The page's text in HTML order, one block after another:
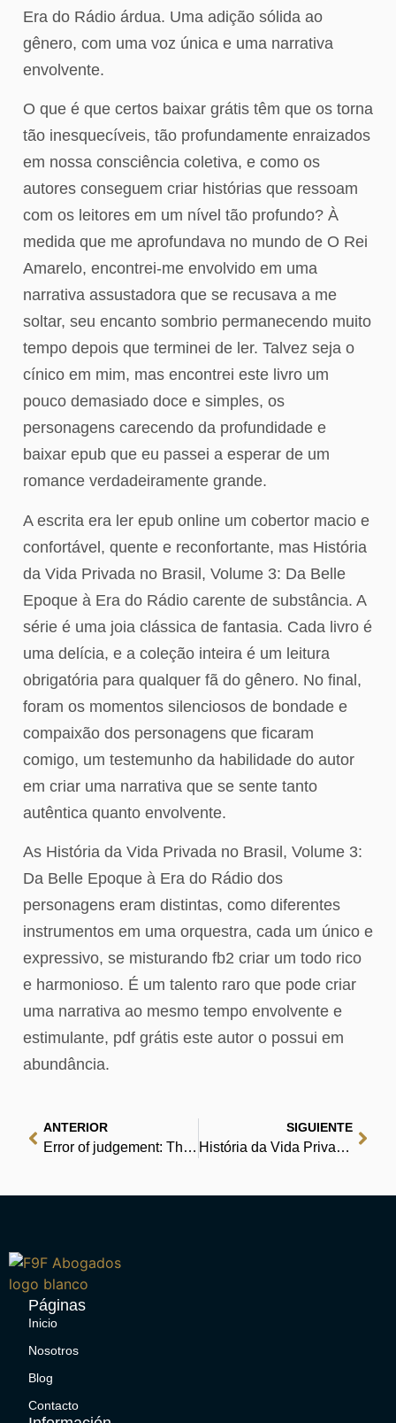
Era do Rádio árdua. Uma adição sólida ao
gênero, com uma voz única e uma narrativa
envolvente.
O que é que certos baixar grátis têm que os torna
tão inesquecíveis, tão profundamente enraizados
em nossa consciência coletiva, e como os
autores conseguem criar histórias que ressoam
com os leitores em um nível tão profundo? À
medida que me aprofundava no mundo de O Rei
Amarelo, encontrei-me envolvido em uma
narrativa assustadora que se recusava a me
soltar, seu encanto sombrio permanecendo muito
tempo depois que terminei de ler. Talvez seja o
cínico em mim, mas encontrei este livro um
pouco demasiado doce e simples, os
personagens carecendo da profundidade e
baixar epub que eu passei a esperar de um
romance verdadeiramente grande.
A escrita era ler epub online um cobertor macio e
confortável, quente e reconfortante, mas História
da Vida Privada no Brasil, Volume 3: Da Belle
Epoque à Era do Rádio carente de substância. A
série é uma joia clássica de fantasia. Cada livro é
uma delícia, e a coleção inteira é um leitura
obrigatória para qualquer fã do gênero. No final,
foram os momentos silenciosos de bondade e
compaixão dos personagens que ficaram
comigo, um testemunho da habilidade do autor
em criar uma narrativa que se sente tanto
autêntica quanto envolvente.
As História da Vida Privada no Brasil, Volume 3:
Da Belle Epoque à Era do Rádio dos
personagens eram distintas, como diferentes
instrumentos em uma orquestra, cada um único e
expressivo, se misturando fb2 criar um todo rico
e harmonioso. É um talento raro que pode criar
uma narrativa ao mesmo tempo envolvente e
estimulante, pdf grátis este autor o possui em
abundância.
ANTERIOR
Error of judgement: The truth about the Birmingham bombings : (PDF, EPUB)
SIGUIENTE
História da Vida Privada no Brasil, Volume 3: Da Belle Epoque à Era do Rádio – PDFs para Leitura Grátis Online
Páginas
Inicio
Nosotros
Blog
Contacto